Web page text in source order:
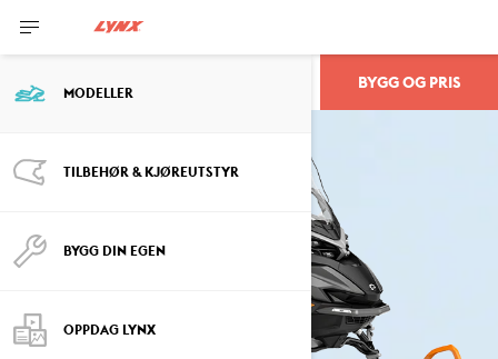
MODELLER
TILBEHØR & KJØREUTSTYR
BYGG DIN EGEN
OPPDAG LYNX
59 RANGER BYGG OG PRIS